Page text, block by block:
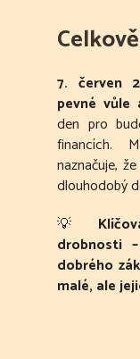
7. červen
pevné vůle
den pro
financích.
naznačuje,
dlouhodobý
💡
drobnosti
dobrého
malé, ale